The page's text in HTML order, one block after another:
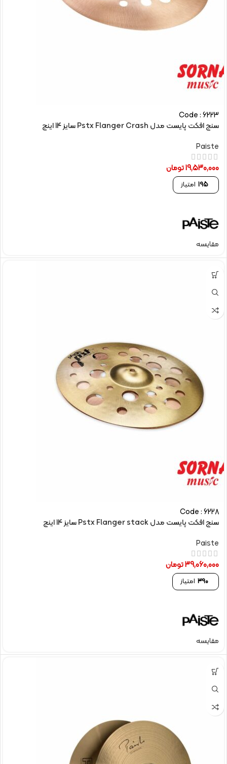
Code : 6223
سنج افکت پایست مدل Pstx Flanger Crash سایز 14 اینچ
Paiste
19,530,000تومان
195 امتیاز
مقایسه
Code : 6228
سنج افکت پایست مدل Pstx Flanger stack سایز 14 اینچ
Paiste
39,060,000تومان
390 امتیاز
مقایسه